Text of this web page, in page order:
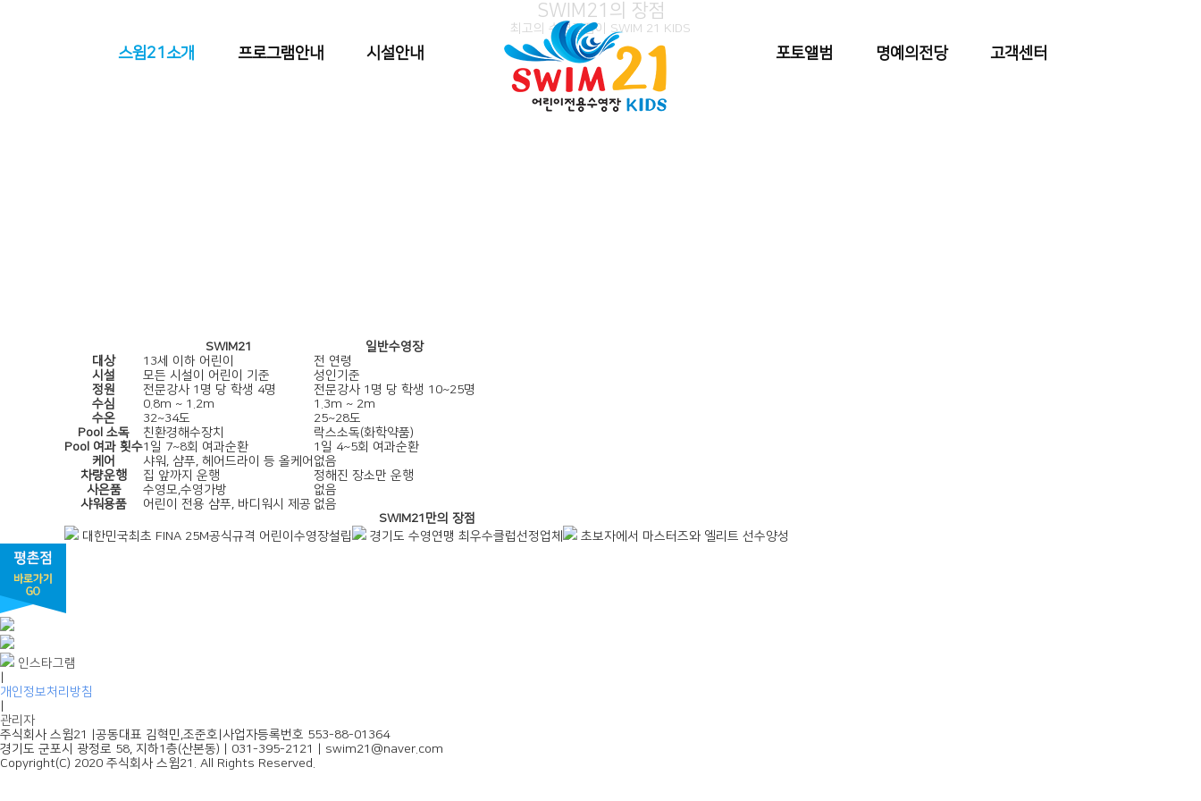
스윔21소개 프로그램안내 시설안내 포토앨범 명예의전당 고객센터
SWIM21의 장점
최고의 수영길잡이 SWIM 21 KIDS
SWIM21
일반수영장
대상
13세 이하 어린이
전 연령
시설
모든 시설이 어린이 기준
성인기준
정원
전문강사 1명 당 학생 4명
전문강사 1명 당 학생 10~25명
수심
0.8m ~ 1.2m
1.3m ~ 2m
수온
32~34도
25~28도
Pool 소독
친환경해수장치
락스소독(화학약품)
Pool 여과 횟수1일 7~8회 여과순환
1일 4~5회 여과순환
케어
샤워, 샴푸, 헤어드라이 등 올케어 없음
차량운행
집 앞까지 운행
정해진 장소만 운행
사은품
수영모,수영가방
없음
샤워용품
어린이 전용 샴푸, 바디워시 제공 없음
SWIM21만의 장점
대한민국최초 FINA 25M공식규격 어린이수영장설립
경기도 수영연맹 최우수클럽선정업체 초보자에서 마스터즈와 엘리트 선수양성
인스타그램
개인정보처리방침
관리자
주식회사 스윔21
공동대표 김혁민,조준호 사업자등록번호 553-88-01364
경기도 군포시 광정로 58, 지하1층(산본동)
031-395-2121
swim21@naver.com
Copyright(C) 2020 주식회사 스윔21. All Rights Reserved.